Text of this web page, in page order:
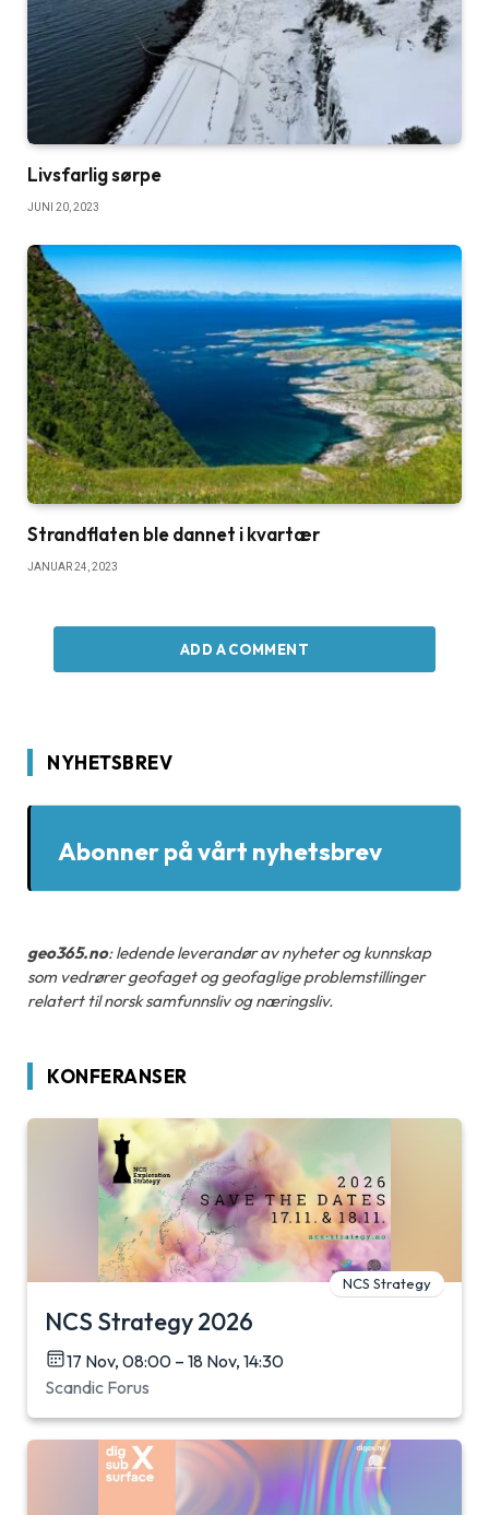
Livsfarlig sørpe
JUNI 20, 2023
Strandflaten ble dannet i kvartær
JANUAR 24, 2023
ADD A COMMENT
NYHETSBREV
Abonner på vårt nyhetsbrev
geo365.no: ledende leverandør av nyheter og kunnskap
som vedrører geofaget og geofaglige problemstillinger
relatert til norsk samfunnsliv og næringsliv.
KONFERANSER
NCS Strategy
NCS Strategy 2026
17 Nov, 08:00 – 18 Nov, 14:30
Scandic Forus